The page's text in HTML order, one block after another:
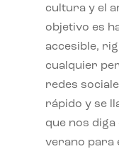
cultura y el
objetivo es
accesible,
cualquier
redes
rápido y se
que nos diga
verano para